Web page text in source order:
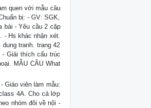
quen với mẫu câu
bị: - GV: SGK,
bài - Yêu cầu 2 cặp
- Hs khác nhận xét.
tranh. trang 42
- Giải thích cấu trúc
MẪU CÂU What
Giáo viên làm mẫu:
4A. Cho cả lớp
nhóm đôi về nội -